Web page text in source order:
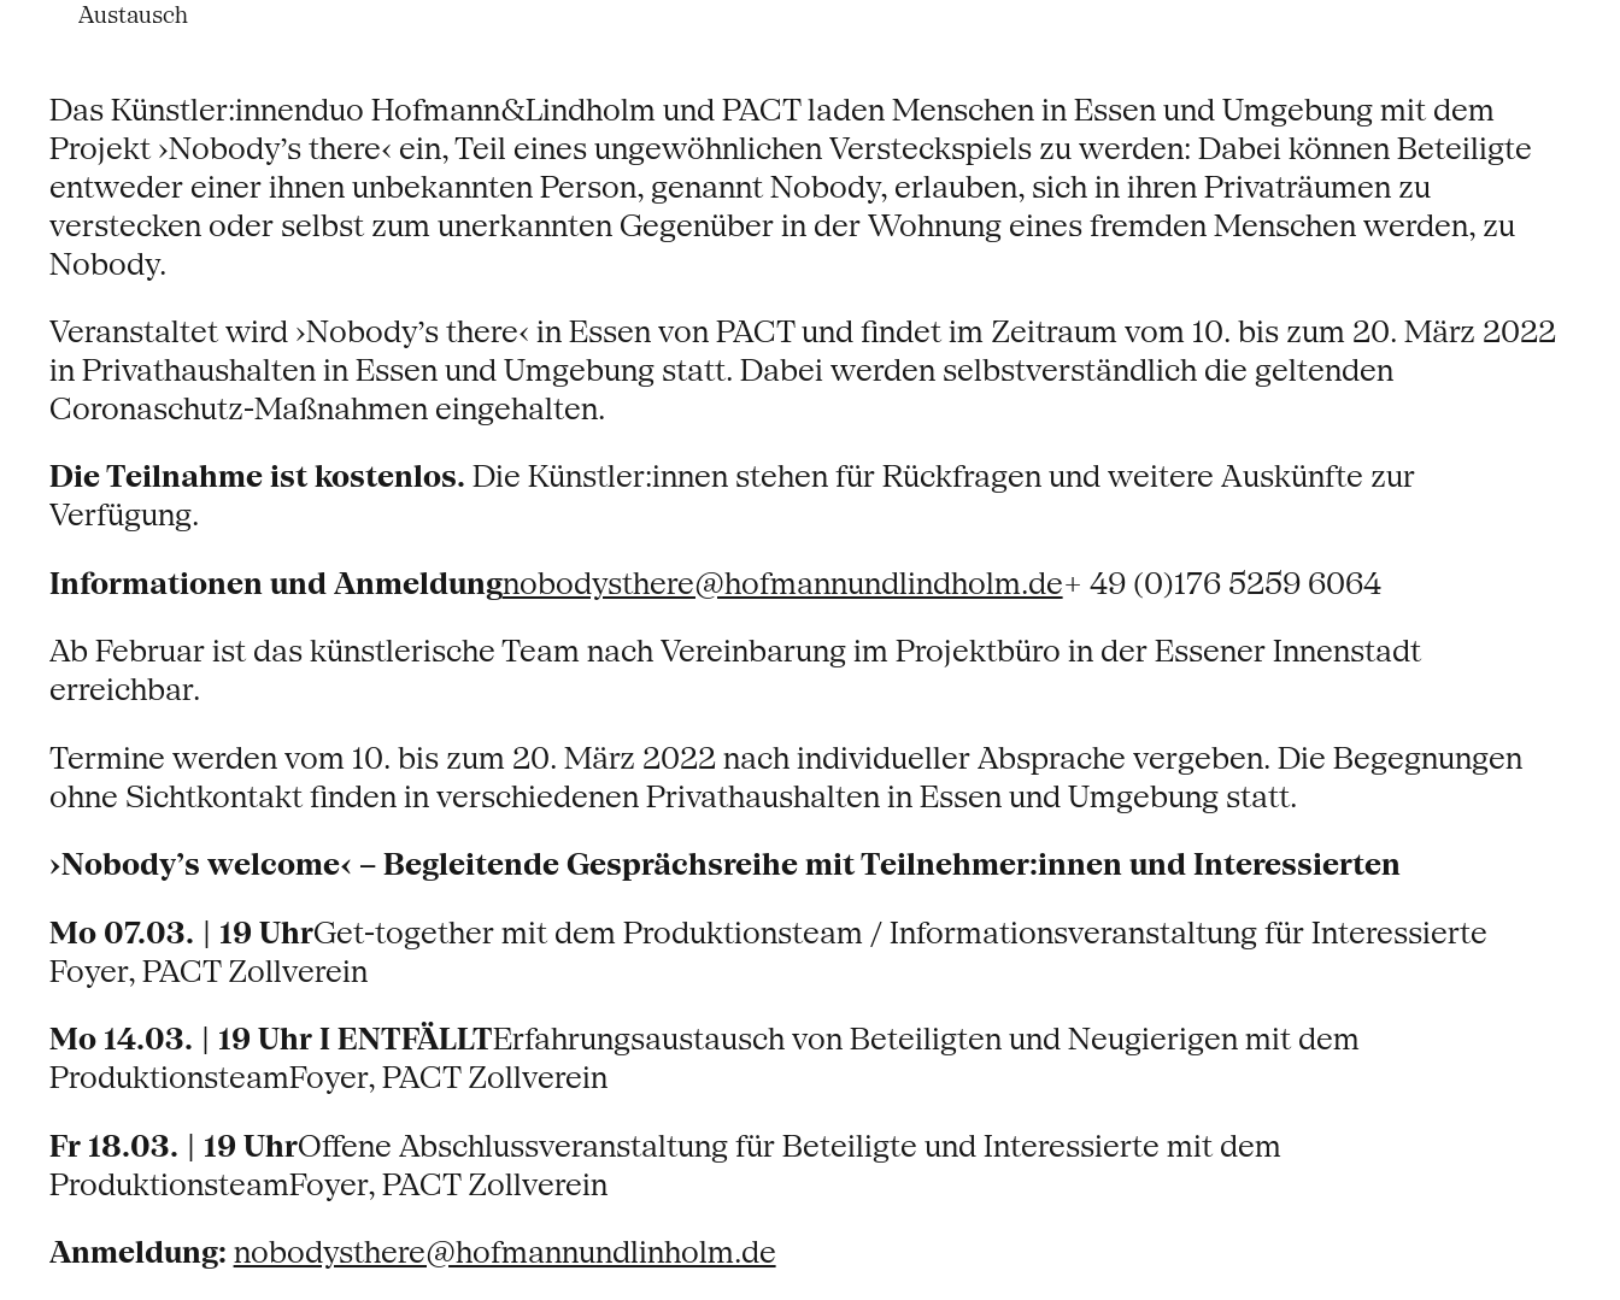
Austausch
Das Künstler:innenduo Hofmann&Lindholm und PACT laden Menschen in Essen und Umgebung mit dem
Projekt ›Nobody’s there‹ ein, Teil eines ungewöhnlichen Versteckspiels zu werden: Dabei können Beteiligte
entweder einer ihnen unbekannten Person, genannt Nobody, erlauben, sich in ihren Privaträumen zu
verstecken oder selbst zum unerkannten Gegenüber in der Wohnung eines fremden Menschen werden, zu
Nobody.
Veranstaltet wird ›Nobody’s there‹ in Essen von PACT und findet im Zeitraum vom 10. bis zum 20. März 2022
in Privathaushalten in Essen und Umgebung statt. Dabei werden selbstverständlich die geltenden
Coronaschutz-Maßnahmen eingehalten.
Die Teilnahme ist kostenlos. Die Künstler:innen stehen für Rückfragen und weitere Auskünfte zur
Verfügung.
Informationen und Anmeldungnobodysthere@hofmannundlindholm.de+ 49 (0)176 5259 6064
Ab Februar ist das künstlerische Team nach Vereinbarung im Projektbüro in der Essener Innenstadt
erreichbar.
Termine werden vom 10. bis zum 20. März 2022 nach individueller Absprache vergeben. Die Begegnungen
ohne Sichtkontakt finden in verschiedenen Privathaushalten in Essen und Umgebung statt.
›Nobody’s welcome‹ – Begleitende Gesprächsreihe mit Teilnehmer:innen und Interessierten
Mo 07.03. | 19 UhrGet-together mit dem Produktionsteam / Informationsveranstaltung für Interessierte
Foyer, PACT Zollverein
Mo 14.03. | 19 Uhr I ENTFÄLLTErfahrungsaustausch von Beteiligten und Neugierigen mit dem
ProduktionsteamFoyer, PACT Zollverein
Fr 18.03. | 19 UhrOffene Abschlussveranstaltung für Beteiligte und Interessierte mit dem
ProduktionsteamFoyer, PACT Zollverein
Anmeldung: nobodysthere@hofmannundlinholm.de